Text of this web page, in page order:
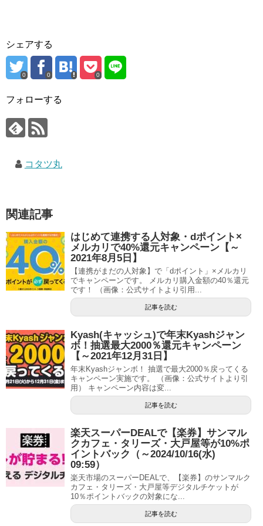
シェアする
0 0 0
フォローする
コタツ丸
関連記事
はじめて連携する人対象・dポイント×
メルカリで40%還元キャンペーン【～
2021年8月5日】
【連携がまだの人対象】で「dポイント」×メルカリ
でキャンペーンです。 メルカリ購入金額の40％還元
です！ （画像：公式サイトより引用...
記事を読む
Kyash(キャッシュ)で年末Kyashジャン
ボ！抽選最大2000％還元キャンペーン
【～2021年12月31日】
年末Kyashジャンボ！ 抽選で最大2000％戻ってくる
キャンペーン実施です。 （画像：公式サイトより引
用） キャンペーン内容は変...
記事を読む
楽天スーパーDEALで【楽券】サンマル
クカフェ・タリーズ・大戸屋等が10%ポ
イントバック（～2024/10/16(水)
09:59）
楽天市場のスーパーDEALで、【楽券】のサンマルク
カフェ・タリーズ・大戸屋等デジタルチケットが
10％ポイントバックの対象にな...
記事を読む